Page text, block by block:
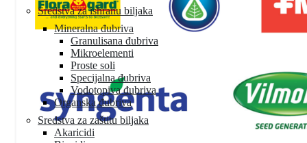
Sredstva za ishranu biljaka
Mineralna đubriva
Granulisana đubriva
Mikroelementi
Proste soli
Specijalna đubriva
Vodotopiva đubriva
Organska đubriva
Sredstva za zaštitu biljaka
Akaricidi